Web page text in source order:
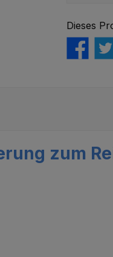
Dieses
zum